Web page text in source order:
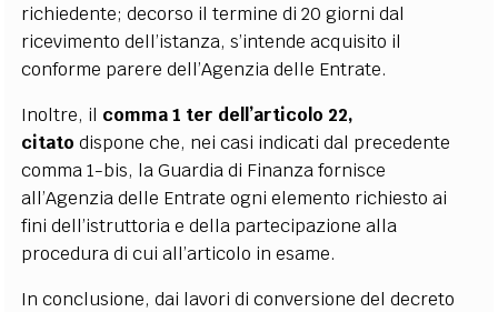
richiedente; decorso il termine di 20 giorni dal
ricevimento dell’istanza, s’intende acquisito il
conforme parere dell’Agenzia delle Entrate.
Inoltre, il comma 1 ter dell’articolo 22,
citato dispone che, nei casi indicati dal precedente
comma 1-bis, la Guardia di Finanza fornisce
all’Agenzia delle Entrate ogni elemento richiesto ai
fini dell’istruttoria e della partecipazione alla
procedura di cui all’articolo in esame.
In conclusione, dai lavori di conversione del decreto